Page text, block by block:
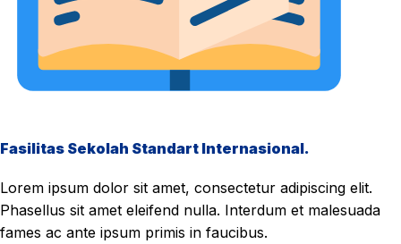
Fasilitas Sekolah Standart Internasional.
Lorem ipsum dolor sit amet, consectetur adipiscing elit.
Phasellus sit amet eleifend nulla. Interdum et malesuada
fames ac ante ipsum primis in faucibus.